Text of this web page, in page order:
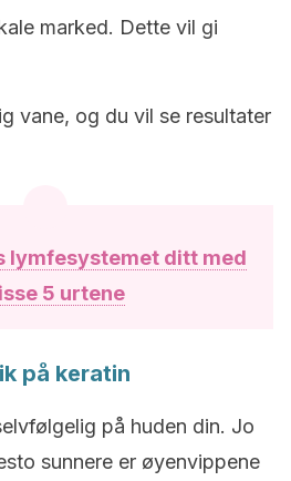
marked. Dette vil gi
vane, og du vil se resultater
lymfesystemet ditt med
5 urtene
på keratin
på huden din. Jo
sunnere er øyenvippene